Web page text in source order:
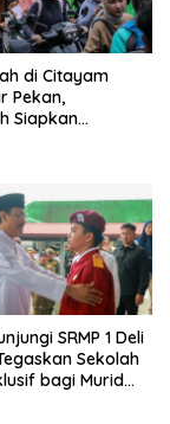
di Citayam
Pekan,
Siapkan
SRMP 1 Deli
Sekolah
bagi Murid